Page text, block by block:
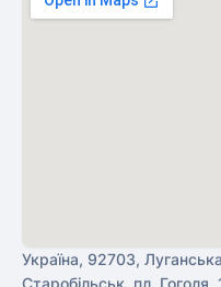
Україна, 92703,
Старобільськ, пл. Гоголя,